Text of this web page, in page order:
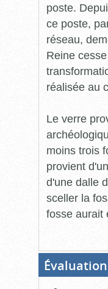
poste.
ce poste,
réseau,
Reine
réalisée au
Le verre
moins trois
provient
d'une dalle
sceller la
fosse aurait